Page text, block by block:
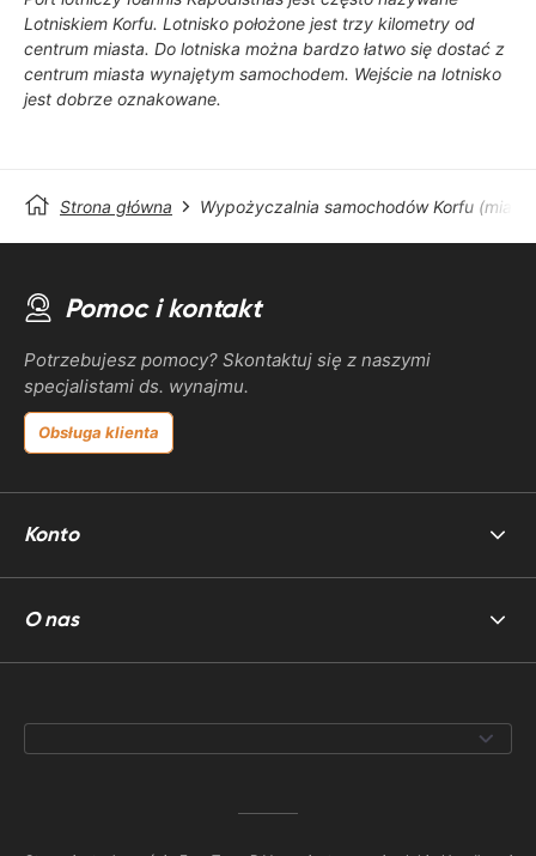
Lotniskiem Korfu. Lotnisko położone jest trzy kilometry od
centrum miasta. Do lotniska można bardzo łatwo się dostać z
centrum miasta wynajętym samochodem. Wejście na lotnisko
jest dobrze oznakowane.
Strona główna Wypożyczalnia samochodów Korfu
Pomoc i kontakt
Potrzebujesz pomocy? Skontaktuj się z naszymi
specjalistami ds. wynajmu.
Obsługa klienta
Konto
O nas